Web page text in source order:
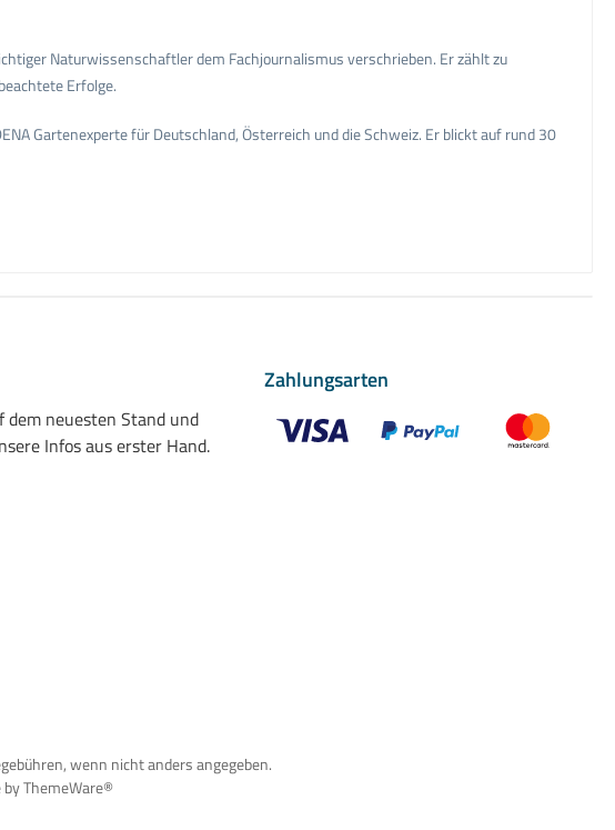
Naturwissenschaftler dem Fachjournalismus verschrieben. Er zählt zu
Erfolge.
Gartenexperte für Deutschland, Österreich und die Schweiz. Er blickt auf rund 30
dem neuesten Stand und
Infos aus erster Hand.
Zahlungsarten
wenn nicht anders angegeben.
byThemeWare®